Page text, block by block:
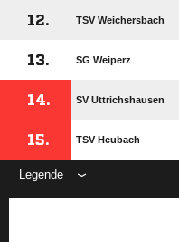
12. TSV Weichersbach
13. SG Weiperz
14. SV Uttrichshausen
15. TSV Heubach
Legende